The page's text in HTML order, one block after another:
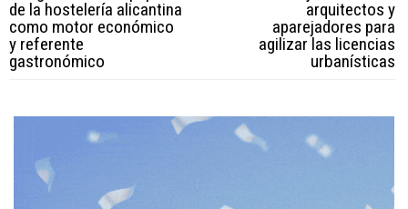
de la hostelería alicantina
como motor económico
y referente
gastronómico
arquitectos y
aparejadores para
agilizar las licencias
urbanísticas